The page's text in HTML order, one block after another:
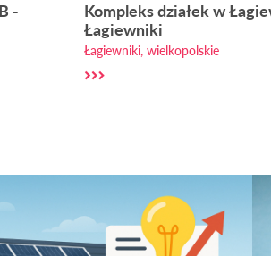
-
Kompleks działek w
Łagiewniki
Łagiewniki, wielkopolskie